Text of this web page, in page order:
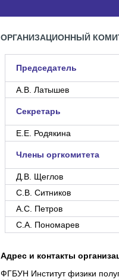
ОРГАНИЗАЦИОННЫЙ
Председатель
А.В. Латышев
Cекретарь
Е.Е. Родякина
Члены оргкомитета
Д.В. Щеглов
С.В. Ситников
А.С. Петров
С.А. Пономарев
Адрес и контакты
ФГБУН Институт физики